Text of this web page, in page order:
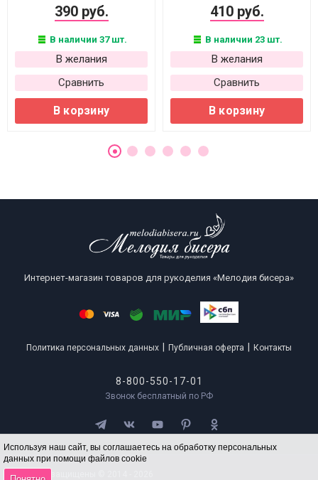
Используя наш сайт, вы соглашаетесь на обработку персональных
данных при помощи файлов cookie
390 руб.
В наличии 37 шт.
В желания
Сравнить
В корзину
410 руб.
В наличии 23 шт.
В желания
Сравнить
В корзину
Интернет-магазин товаров для рукоделия «Мелодия бисера»
Политика персональных данных Публичная оферта Контакты
8-800-550-17-01
Звонок бесплатный по РФ
Все права защищены © 2014 - 2026